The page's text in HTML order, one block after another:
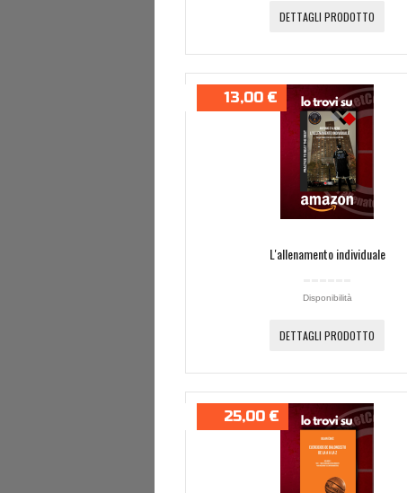
DETTAGLI PRODOTTO
13,00 €
L'allenamento individuale
Disponibilità
DETTAGLI PRODOTTO
25,00 €